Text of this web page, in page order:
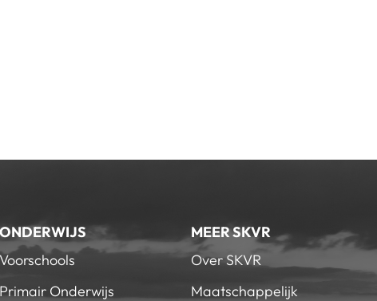
ONDERWIJS
Voorschools
Primair Onderwijs
MEER SKVR
Over SKVR
Maatschappelijk